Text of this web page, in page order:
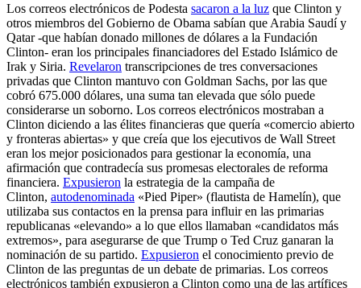
Los correos electrónicos de Podesta sacaron a la luz que Clinton y
otros miembros del Gobierno de Obama sabían que Arabia Saudí y
Qatar -que habían donado millones de dólares a la Fundación
Clinton- eran los principales financiadores del Estado Islámico de
Irak y Siria. Revelaron transcripciones de tres conversaciones
privadas que Clinton mantuvo con Goldman Sachs, por las que
cobró 675.000 dólares, una suma tan elevada que sólo puede
considerarse un soborno. Los correos electrónicos mostraban a
Clinton diciendo a las élites financieras que quería «comercio abierto
y fronteras abiertas» y que creía que los ejecutivos de Wall Street
eran los mejor posicionados para gestionar la economía, una
afirmación que contradecía sus promesas electorales de reforma
financiera. Expusieron la estrategia de la campaña de
Clinton, autodenominada «Pied Piper» (flautista de Hamelín), que
utilizaba sus contactos en la prensa para influir en las primarias
republicanas «elevando» a lo que ellos llamaban «candidatos más
extremos», para asegurarse de que Trump o Ted Cruz ganaran la
nominación de su partido. Expusieron el conocimiento previo de
Clinton de las preguntas de un debate de primarias. Los correos
electrónicos también expusieron a Clinton como una de las artífices